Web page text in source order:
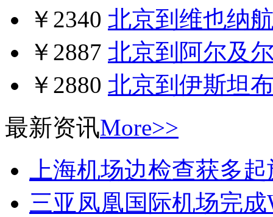
￥2340 北京到维也纳
￥2887 北京到阿尔及
￥2880 北京到伊斯坦
最新资讯More>>
上海机场边检查获多
三亚凤凰国际机场完